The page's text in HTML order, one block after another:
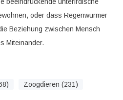
oder dass Regenwürmer
Beziehung zwischen Mensch
Miteinander.
Zoogdieren (231)